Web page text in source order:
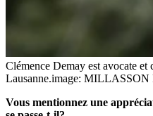
Clémence Demay est avocate
Lausanne.image: MILLASSON
Vous mentionnez une